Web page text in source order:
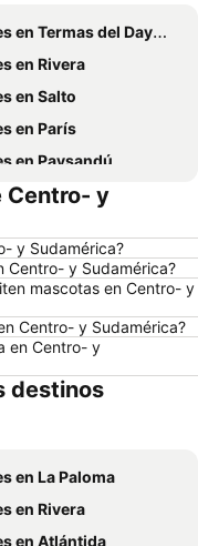
en Termas del Dayman
en Rivera
en Salto
en París
en Paysandú
en Chuy
en Foz de Iguazú
en Punta del Diablo
en Maldonado
Departamento de Colonia
en Mallorca
en Isla Samana
República Dominicana
Centro- y
y Sudamérica?
Centro- y Sudamérica?
mascotas en Centro- y
Centro- y Sudamérica?
en Centro- y
destinos
en La Paloma
en Rivera
en Atlántida